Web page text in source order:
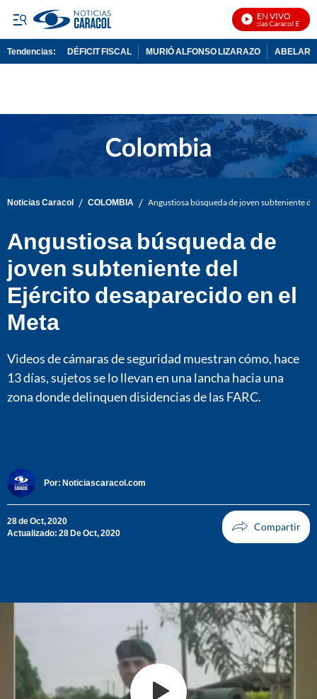
EN VIVO
Noticias Caracol En Vivo
Tendencias: DÉFICIT FISCAL MURIÓ ALFONSO LIZARAZO
Noticias Caracol / COLOMBIA / Angustiosa búsqueda de joven subteniente
Angustiosa búsqueda de
joven subteniente del
Ejército desaparecido en el
Meta
Videos de cámaras de seguridad muestran cómo, hace
13 días, sujetos se lo llevan en una lancha hacia una
zona donde delinquen disidencias de las FARC.
Por: Noticiascaracol.com
28 de Oct, 2020
Actualizado: 28 De Oct, 2020